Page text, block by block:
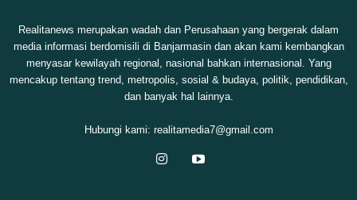
Realitanews merupakan wadah dan Perusahaan yang bergerak dalam
media informasi berdomisili di Banjarmasin dan akan kami kembangkan
menyasar kewilayah regional, nasional bahkan internasional. Yang
mencakup tentang trend, metropolis, sosial & budaya, politik, pendidikan,
dan banyak hal lainnya.
Hubungi kami: realitamedia7@gmail.com